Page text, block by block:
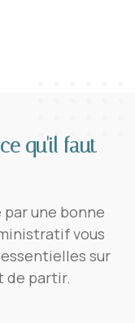
qu'il faut
une bonne
vous
sur
de partir.